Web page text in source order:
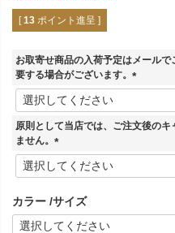
[ 13 ポイント進呈 ]
お取寄せ商品の入荷予定はメール
要する場合がございます。
(
須
原則として当店では、ご注文後の
ません。
(
必
)
カラー サイズ